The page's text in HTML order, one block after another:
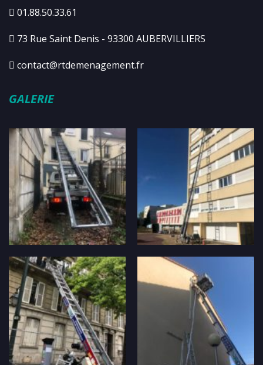
01.88.50.33.61
73 Rue Saint Denis - 93300 AUBERVILLIERS
contact@rtdemenagement.fr
GALERIE